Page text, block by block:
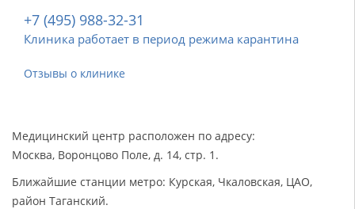
+7 (495) 988-32-31
Клиника работает в период режима карантина
Отзывы о клинике
Медицинский центр расположен по адресу:
Москва, Воронцово Поле, д. 14, стр. 1.
Ближайшие станции метро: Курская, Чкаловская, ЦАО,
район Таганский.